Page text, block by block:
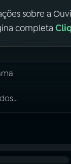
sobre a
completa